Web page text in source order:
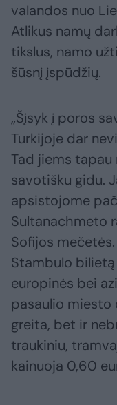
valandos nuo
Atlikus namų
tikslus, namo
šūsnį įspūdžių.
„Šįsyk į poros
Turkijoje dar
Tad jiems
savotišku gidu.
apsistojome
Sultanachmeto
Sofijos
Stambulo
europinės bei
pasaulio miesto
greita, bet ir
traukiniu,
kainuoja 0,60